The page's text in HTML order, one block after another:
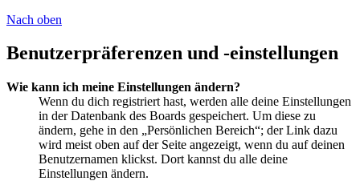
Nach oben
Benutzerpräferenzen und -einstellungen
Wie kann ich meine Einstellungen ändern?
Wenn du dich registriert hast, werden alle deine Einstellungen
in der Datenbank des Boards gespeichert. Um diese zu
ändern, gehe in den „Persönlichen Bereich“; der Link dazu
wird meist oben auf der Seite angezeigt, wenn du auf deinen
Benutzernamen klickst. Dort kannst du alle deine
Einstellungen ändern.